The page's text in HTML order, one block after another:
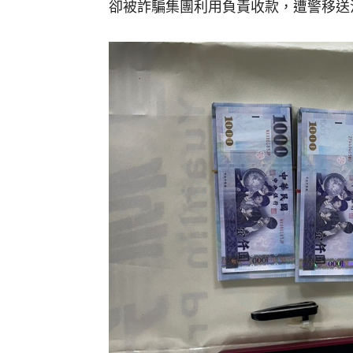
卻被詐騙集團利用負責收款，遭警移